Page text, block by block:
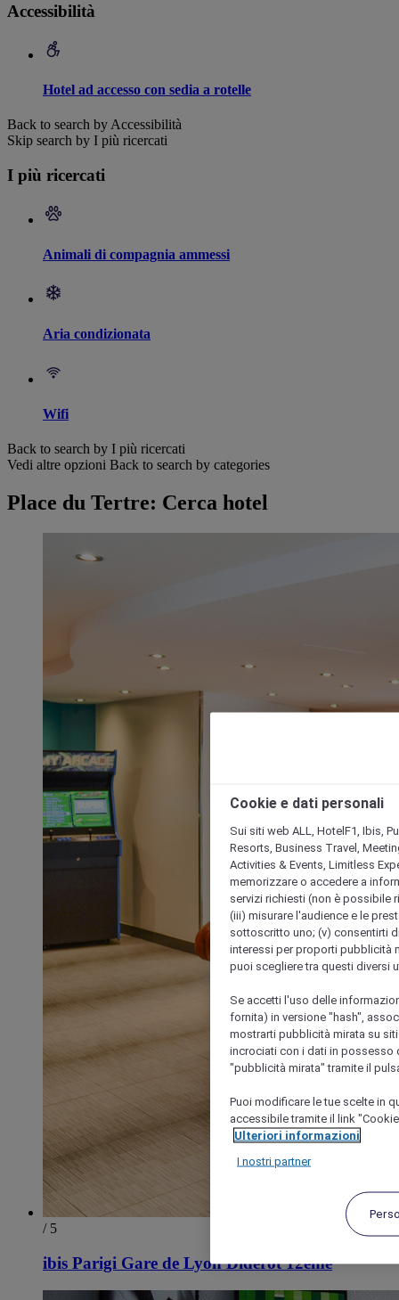
Accessibilità
Hotel ad accesso con sedia a rotelle
Back to search by Accessibilità
Skip search by I più ricercati
I più ricercati
Animali di compagnia ammessi
Aria condizionata
Wifi
Back to search by I più ricercati
Vedi altre opzioni Back to search by categories
Place du Tertre: Cerca hotel
/ 5
ibis Parigi Gare de Lyon Diderot 12ème
Cookie e dati personali
Sui siti web ALL, HotelF1, Ibis,
Resorts, Business Travel,
Activities & Events, Limitless
memorizzare o accedere a
servizi richiesti (non è possibile
(iii) misurare l'audience e le
sottoscritto uno; (v) consentirti
interessi per proporti pubblicità
puoi scegliere tra questi diversi
Se accetti l'uso delle
fornita) in versione "hash",
mostrarti pubblicità mirata su
incrociati con i dati in possesso
"pubblicità mirata" tramite il
Puoi modificare le tue scelte in
accessibile tramite il link
Ulteriori informazioni
I nostri partner